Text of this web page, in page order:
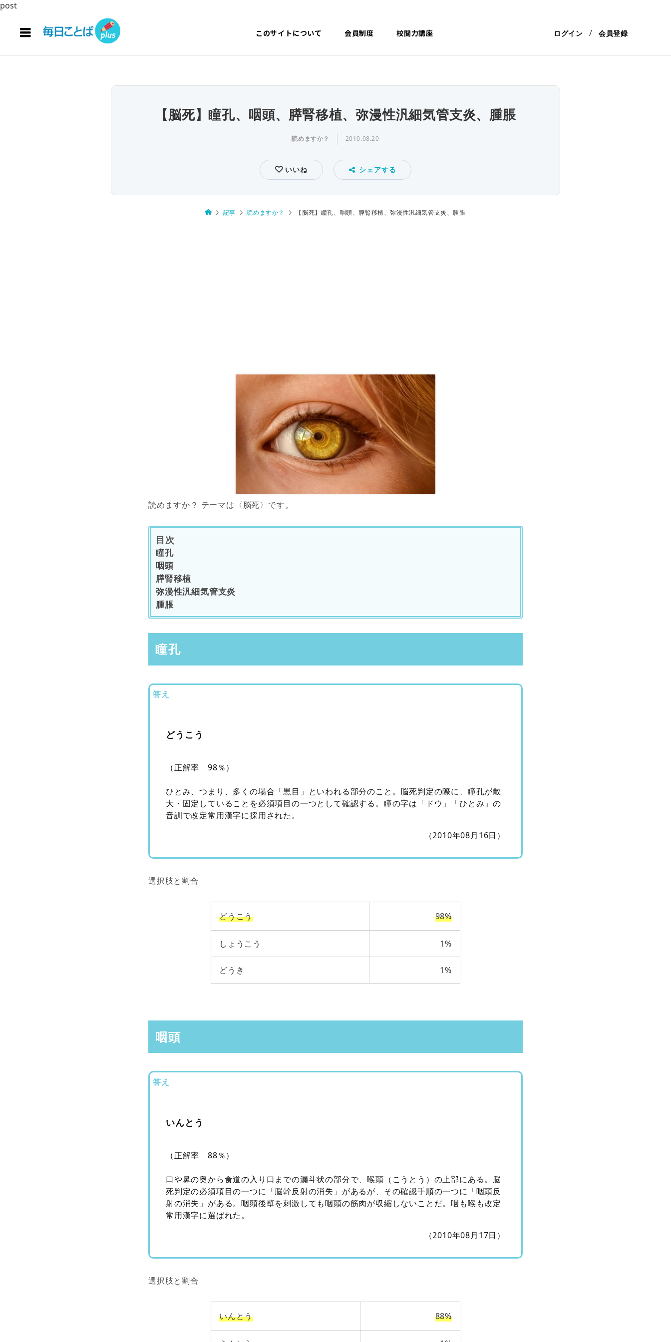
post
このサイトについて 会員制度 校閲力講座 ログイン 会員登録
【脳死】瞳孔、咽頭、膵腎移植、弥漫性汎細気管支炎、腫脹
読めますか？ 2010.08.20
いいね シェアする
記事 読めますか？ 【脳死】瞳孔、咽頭、膵腎移植、弥漫性汎細気管支炎、腫脹
読めますか？ テーマは〈脳死〉です。
目次
瞳孔
咽頭
膵腎移植
弥漫性汎細気管支炎
腫脹
瞳孔
答え
どうこう
（正解率 98％）
ひとみ、つまり、多くの場合「黒目」といわれる部分のこと。脳死判定の際に、瞳孔が散
大・固定していることを必須項目の一つとして確認する。瞳の字は「ドウ」「ひとみ」の
音訓で改定常用漢字に採用された。
（2010年08月16日）
選択肢と割合
どうこう 98%
しょうこう 1%
どうき 1%
咽頭
答え
いんとう
（正解率 88％）
口や鼻の奥から食道の入り口までの漏斗状の部分で、喉頭（こうとう）の上部にある。脳
死判定の必須項目の一つに「脳幹反射の消失」があるが、その確認手順の一つに「咽頭反
射の消失」がある。咽頭後壁を刺激しても咽頭の筋肉が収縮しないことだ。咽も喉も改定
常用漢字に選ばれた。
（2010年08月17日）
選択肢と割合
いんとう 88%